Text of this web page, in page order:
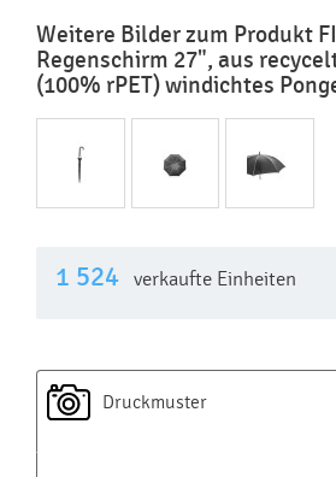
Weitere Bilder zum Produkt
Regenschirm 27", aus
(100% rPET) windichtes
1 524 verkaufte Einheiten
Druckmuster